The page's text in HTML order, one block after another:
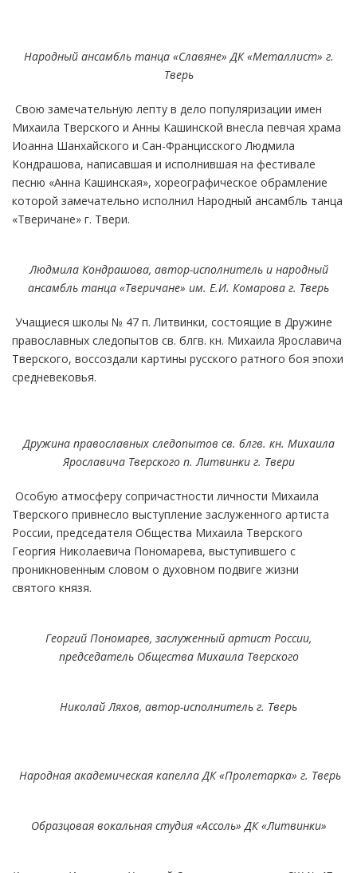
Народный ансамбль танца «Славяне» ДК «Металлист» г.
Тверь
Свою замечательную лепту в дело популяризации имен
Михаила Тверского и Анны Кашинской внесла певчая храма
Иоанна Шанхайского и Сан-Францисского Людмила
Кондрашова, написавшая и исполнившая на фестивале
песню «Анна Кашинская», хореографическое обрамление
которой замечательно исполнил Народный ансамбль танца
«Тверичане» г. Твери.
Людмила Кондрашова, автор-исполнитель и народный
ансамбль танца «Тверичане» им. Е.И. Комарова г. Тверь
Учащиеся школы № 47 п. Литвинки, состоящие в Дружине
православных следопытов св. блгв. кн. Михаила Ярославича
Тверского, воссоздали картины русского ратного боя эпохи
средневековья.
Дружина православных следопытов св. блгв. кн. Михаила
Ярославича Тверского п. Литвинки г. Твери
Особую атмосферу сопричастности личности Михаила
Тверского привнесло выступление заслуженного артиста
России, председателя Общества Михаила Тверского
Георгия Николаевича Пономарева, выступившего с
проникновенным словом о духовном подвиге жизни
святого князя.
Георгий Пономарев, заслуженный артист России,
председатель Общества Михаила Тверского
Николай Ляхов, автор-исполнитель г. Тверь
Народная академическая капелла ДК «Пролетарка» г. Тверь
Образцовая вокальная студия «Ассоль» ДК «Литвинки»